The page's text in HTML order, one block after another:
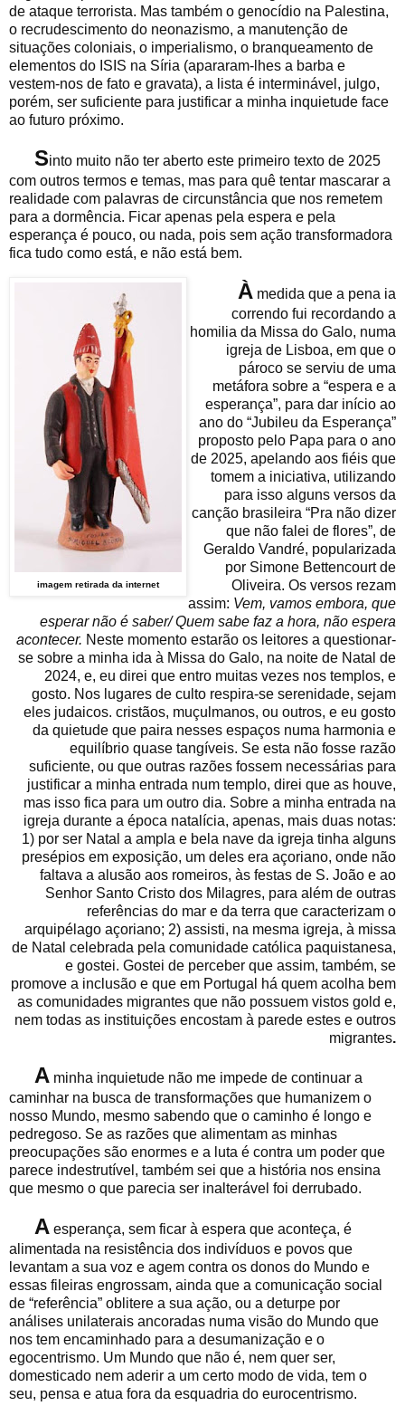
de ataque terrorista. Mas também o genocídio na Palestina,
o recrudescimento do neonazismo, a manutenção de
situações coloniais, o imperialismo, o branqueamento de
elementos do ISIS na Síria (apararam-lhes a barba e
vestem-nos de fato e gravata), a lista é interminável, julgo,
porém, ser suficiente para justificar a minha inquietude face
ao futuro próximo.
Sinto muito não ter aberto este primeiro texto de 2025
com outros termos e temas, mas para quê tentar mascarar a
realidade com palavras de circunstância que nos remetem
para a dormência. Ficar apenas pela espera e pela
esperança é pouco, ou nada, pois sem ação transformadora
fica tudo como está, e não está bem.
imagem retirada da internet
À medida que a pena ia
correndo fui recordando a
homilia da Missa do Galo, numa
igreja de Lisboa, em que o
pároco se serviu de uma
metáfora sobre a “espera e a
esperança”, para dar início ao
ano do “Jubileu da Esperança”
proposto pelo Papa para o ano
de 2025, apelando aos fiéis que
tomem a iniciativa, utilizando
para isso alguns versos da
canção brasileira “Pra não dizer
que não falei de flores”, de
Geraldo Vandré, popularizada
por Simone Bettencourt de
Oliveira. Os versos rezam
assim: Vem, vamos embora, que
esperar não é saber/ Quem sabe faz a hora, não espera
acontecer. Neste momento estarão os leitores a questionar-
se sobre a minha ida à Missa do Galo, na noite de Natal de
2024, e, eu direi que entro muitas vezes nos templos, e
gosto. Nos lugares de culto respira-se serenidade, sejam
eles judaicos. cristãos, muçulmanos, ou outros, e eu gosto
da quietude que paira nesses espaços numa harmonia e
equilíbrio quase tangíveis. Se esta não fosse razão
suficiente, ou que outras razões fossem necessárias para
justificar a minha entrada num templo, direi que as houve,
mas isso fica para um outro dia. Sobre a minha entrada na
igreja durante a época natalícia, apenas, mais duas notas:
1) por ser Natal a ampla e bela nave da igreja tinha alguns
presépios em exposição, um deles era açoriano, onde não
faltava a alusão aos romeiros, às festas de S. João e ao
Senhor Santo Cristo dos Milagres, para além de outras
referências do mar e da terra que caracterizam o
arquipélago açoriano; 2) assisti, na mesma igreja, à missa
de Natal celebrada pela comunidade católica paquistanesa,
e gostei. Gostei de perceber que assim, também, se
promove a inclusão e que em Portugal há quem acolha bem
as comunidades migrantes que não possuem vistos gold e,
nem todas as instituições encostam à parede estes e outros
migrantes.
A minha inquietude não me impede de continuar a
caminhar na busca de transformações que humanizem o
nosso Mundo, mesmo sabendo que o caminho é longo e
pedregoso. Se as razões que alimentam as minhas
preocupações são enormes e a luta é contra um poder que
parece indestrutível, também sei que a história nos ensina
que mesmo o que parecia ser inalterável foi derrubado.
A esperança, sem ficar à espera que aconteça, é
alimentada na resistência dos indivíduos e povos que
levantam a sua voz e agem contra os donos do Mundo e
essas fileiras engrossam, ainda que a comunicação social
de “referência” oblitere a sua ação, ou a deturpe por
análises unilaterais ancoradas numa visão do Mundo que
nos tem encaminhado para a desumanização e o
egocentrismo. Um Mundo que não é, nem quer ser,
domesticado nem aderir a um certo modo de vida, tem o
seu, pensa e atua fora da esquadria do eurocentrismo.